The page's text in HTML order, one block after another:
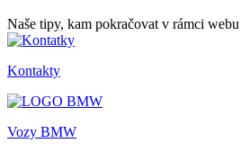
Naše tipy, kam pokračovat v rámci
Kontakty
Vozy BMW